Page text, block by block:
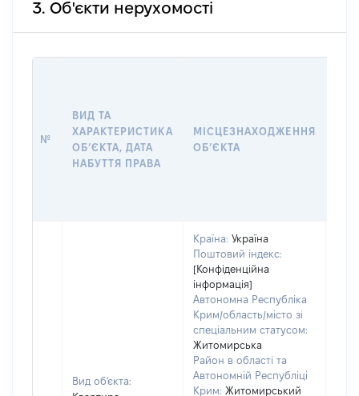
3. Об'єкти нерухомості
№
ВИД ТА
ХАРАКТЕРИСТИКА
ОБʼЄКТА, ДАТА
НАБУТТЯ ПРАВА
МІСЦЕЗНАХОДЖЕННЯ
ОБʼЄКТА
Вид об'єкта:
Країна: Україна
Поштовий індекс:
[Конфіденційна
інформація]
Автономна Республіка
Крим/область/місто зі
спеціальним статусом:
Житомирська
Район в області та
Автономній Республіці
Крим: Житомирський